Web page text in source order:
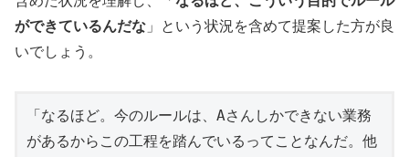
ができているんだな 」という状況を含めて提案した方が良
いでしょう。
「なるほど。今のルールは、Aさんしかできない業務
があるからこの工程を踏んでいるってことなんだ。他